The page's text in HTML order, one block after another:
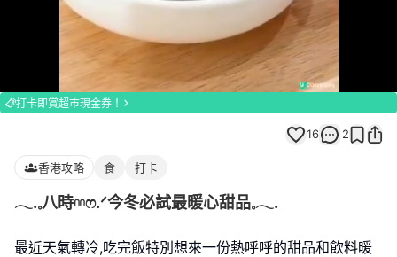
Loaded
100.00%
打卡即賞超市現金券！
16 2
香港攻略 食 打卡
𓂃.𓈒八時𓎏ෆ.ᐟ今冬必試最暖心甜品𓈒𓂃.
最近天氣轉冷,吃完飯特別想來一份熱呼呼的甜品和飲料暖